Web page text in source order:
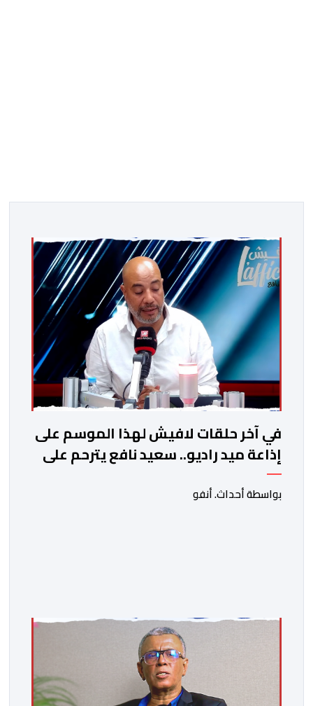
في آخر حلقات لافيش لهذا الموسم على
إذاعة ميد راديو.. سعيد نافع يترحم على
الفقيد الكاتب والصحفي جمال زايد
بواسطة أحداث. أنفو